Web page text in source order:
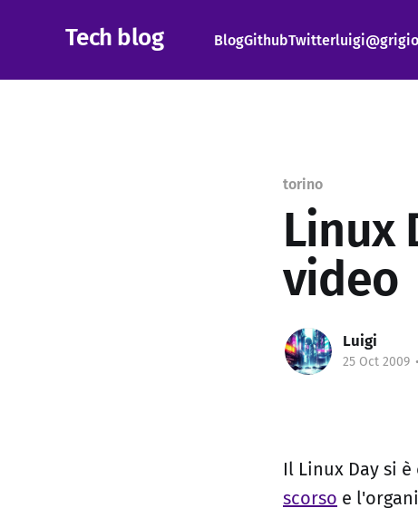
Tech blog BlogGithubTwitter
torino
Linux
video
Luigi
25 Oct 2009 •
Il Linux Day si
scorso e